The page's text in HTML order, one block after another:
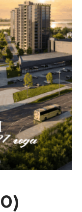
0)